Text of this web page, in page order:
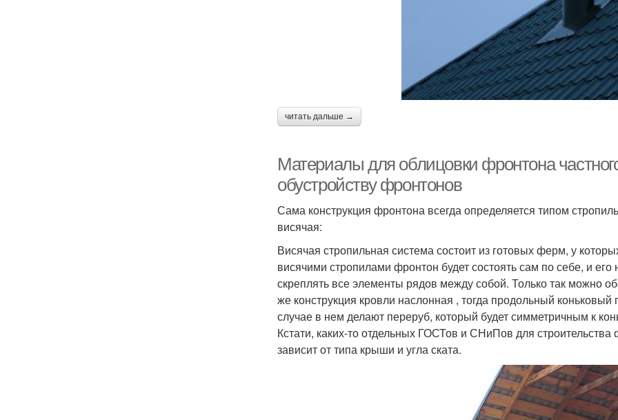
читать дальше →
Материалы для облицовки фронтона
обустройству фронтонов
Сама конструкция фронтона всегда определяется типом
висячая:
Висячая стропильная система состоит из готовых ферм, у
висячими стропилами фронтон будет состоять сам по себе, и
скреплять все элементы рядов между собой. Только так можно
же конструкция кровли наслонная , тогда продольный
случае в нем делают переруб, который будет симметричным к
Кстати, каких-то отдельных ГОСТов и СНиПов для
зависит от типа крыши и угла ската.